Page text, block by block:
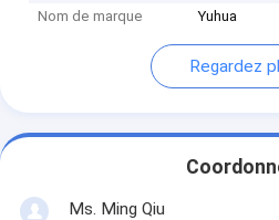
Nom de marque
Yuhua
Regardez
Ms. Ming Qiu